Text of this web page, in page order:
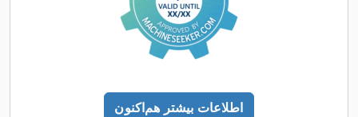
اطلاعات بیشتر هم‌اکنون